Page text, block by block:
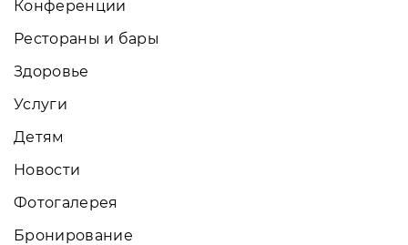
Конференции
Рестораны и бары
Здоровье
Услуги
Детям
Новости
Фотогалерея
Бронирование